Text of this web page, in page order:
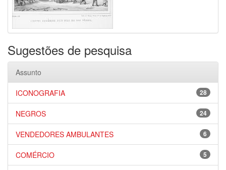
Sugestões de pesquisa
Assunto
28
ICONOGRAFIA
24
NEGROS
6
VENDEDORES AMBULANTES
5
COMÉRCIO